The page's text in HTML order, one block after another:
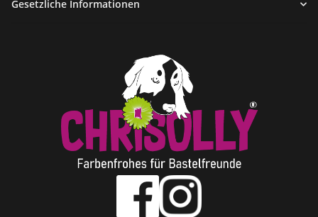
Gesetzliche Informationen